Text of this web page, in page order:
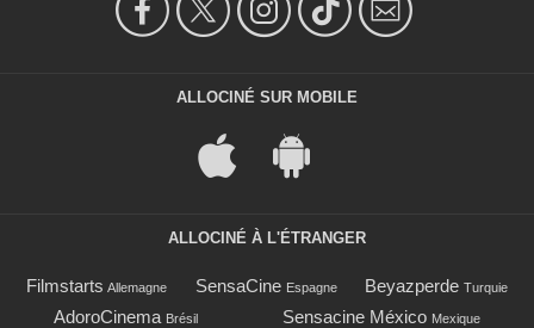
ALLOCINÉ SUR MOBILE
ALLOCINÉ À L'ÉTRANGER
Filmstarts Allemagne SensaCine Espagne Beyazperde Turquie
AdoroCinema Brésil Sensacine México Mexique